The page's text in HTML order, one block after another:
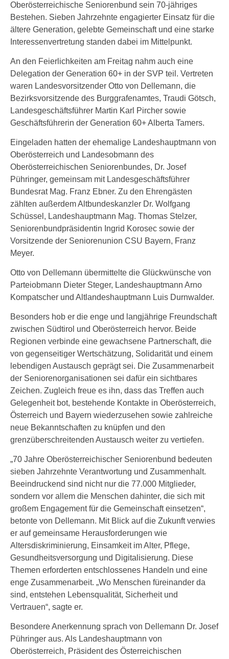
Oberösterreichische Seniorenbund sein 70-jähriges
Bestehen. Sieben Jahrzehnte engagierter Einsatz für die
ältere Generation, gelebte Gemeinschaft und eine starke
Interessenvertretung standen dabei im Mittelpunkt.
An den Feierlichkeiten am Freitag nahm auch eine
Delegation der Generation 60+ in der SVP teil. Vertreten
waren Landesvorsitzender Otto von Dellemann, die
Bezirksvorsitzende des Burggrafenamtes, Traudi Götsch,
Landesgeschäftsführer Martin Karl Pircher sowie
Geschäftsführerin der Generation 60+ Alberta Tamers.
Eingeladen hatten der ehemalige Landeshauptmann von
Oberösterreich und Landesobmann des
Oberösterreichischen Seniorenbundes, Dr. Josef
Pühringer, gemeinsam mit Landesgeschäftsführer
Bundesrat Mag. Franz Ebner. Zu den Ehrengästen
zählten außerdem Altbundeskanzler Dr. Wolfgang
Schüssel, Landeshauptmann Mag. Thomas Stelzer,
Seniorenbundpräsidentin Ingrid Korosec sowie der
Vorsitzende der Seniorenunion CSU Bayern, Franz
Meyer.
Otto von Dellemann übermittelte die Glückwünsche von
Parteiobmann Dieter Steger, Landeshauptmann Arno
Kompatscher und Altlandeshauptmann Luis Durnwalder.
Besonders hob er die enge und langjährige Freundschaft
zwischen Südtirol und Oberösterreich hervor. Beide
Regionen verbinde eine gewachsene Partnerschaft, die
von gegenseitiger Wertschätzung, Solidarität und einem
lebendigen Austausch geprägt sei. Die Zusammenarbeit
der Seniorenorganisationen sei dafür ein sichtbares
Zeichen. Zugleich freue es ihn, dass das Treffen auch
Gelegenheit bot, bestehende Kontakte in Oberösterreich,
Österreich und Bayern wiederzusehen sowie zahlreiche
neue Bekanntschaften zu knüpfen und den
grenzüberschreitenden Austausch weiter zu vertiefen.
„70 Jahre Oberösterreichischer Seniorenbund bedeuten
sieben Jahrzehnte Verantwortung und Zusammenhalt.
Beeindruckend sind nicht nur die 77.000 Mitglieder,
sondern vor allem die Menschen dahinter, die sich mit
großem Engagement für die Gemeinschaft einsetzen“,
betonte von Dellemann. Mit Blick auf die Zukunft verwies
er auf gemeinsame Herausforderungen wie
Altersdiskriminierung, Einsamkeit im Alter, Pflege,
Gesundheitsversorgung und Digitalisierung. Diese
Themen erforderten entschlossenes Handeln und eine
enge Zusammenarbeit. „Wo Menschen füreinander da
sind, entstehen Lebensqualität, Sicherheit und
Vertrauen“, sagte er.
Besondere Anerkennung sprach von Dellemann Dr. Josef
Pühringer aus. Als Landeshauptmann von
Oberösterreich, Präsident des Österreichischen